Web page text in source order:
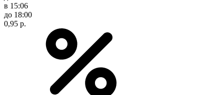
в 15:06
до 18:00
0,95 р.